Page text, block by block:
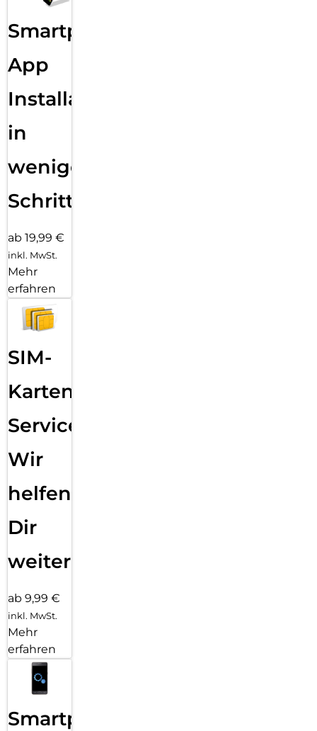
Smartphone
App
Installation
in
wenigen
Schritten
ab 19,99 €
inkl. MwSt.
Mehr
erfahren
SIM-
Karten
Service:
Wir
helfen
Dir
weiter
ab 9,99 €
inkl. MwSt.
Mehr
erfahren
Smartphone